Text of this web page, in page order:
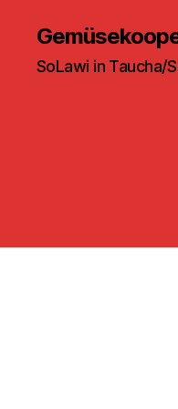
SoLawi in Taucha/